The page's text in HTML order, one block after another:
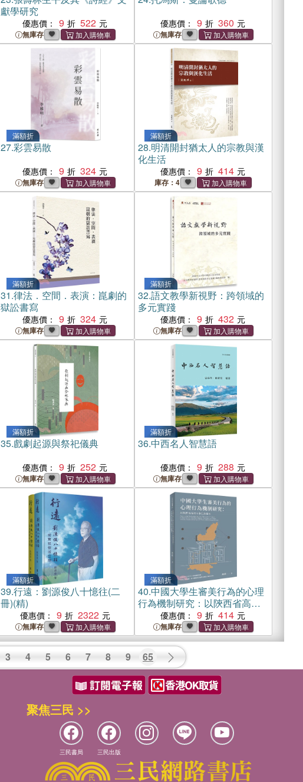
獻學研究
優惠價： 9 522
無庫存
優惠價： 9 360
無庫存
滿額折
27.彩雲易散
優惠價： 9 324
無庫存
滿額折
28.明清開封猶太人的宗教與漢
化生活
優惠價： 9 414
庫存：4
滿額折
31.律法．空間．表演：崑劇的
獄訟書寫
優惠價： 9 324
無庫存
滿額折
32.語文教學新視野：跨領域的
多元實踐
優惠價： 9 432
無庫存
滿額折
35.戲劇起源與祭祀儀典
優惠價： 9 252
無庫存
滿額折
36.中西名人智慧語
優惠價： 9 288
無庫存
滿額折
39.行遠：劉源俊八十憶往(二
冊)(精)
優惠價： 9 2322
無庫存
滿額折
40.中國大學生審美行為的心理
行為機制研究：以陝西省高校
大學生為樣本
優惠價： 9 414
無庫存
3 4 5 6 7 8 9 65
聚焦三民 >>
三民書局 三民出版